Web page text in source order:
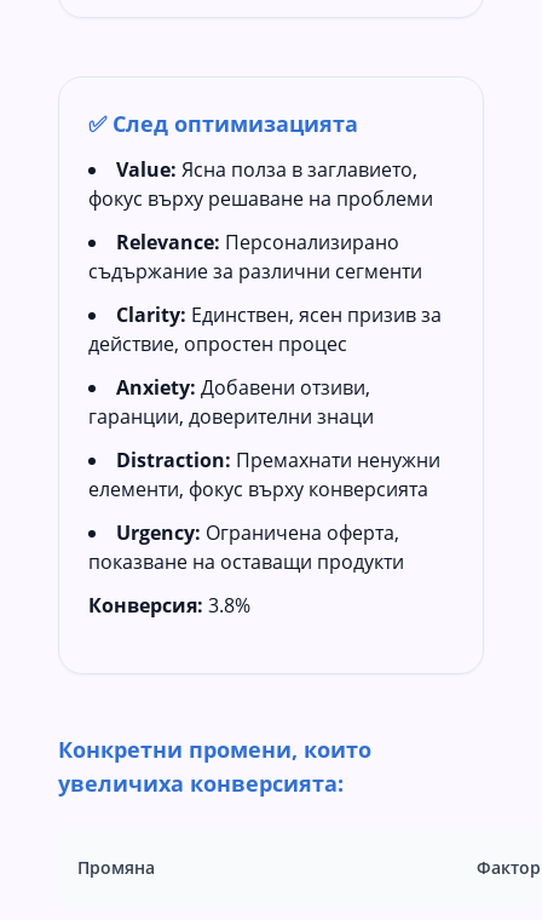
✅ След оптимизацията
Value: Ясна полза в заглавието,
фокус върху решаване на проблеми
Relevance: Персонализирано
съдържание за различни сегменти
Clarity: Единствен, ясен призив за
действие, опростен процес
Anxiety: Добавени отзиви,
гаранции, доверителни знаци
Distraction: Премахнати ненужни
елементи, фокус върху конверсията
Urgency: Ограничена оферта,
показване на оставащи продукти
Конверсия: 3.8%
Конкретни промени, които
увеличиха конверсията:
Промяна Фактор